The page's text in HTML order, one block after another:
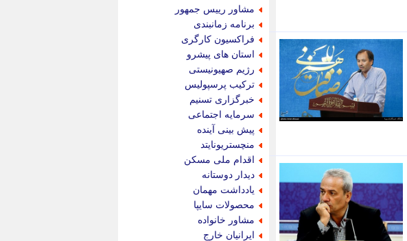
مشاور رییس جمهور
برنامه زمانبندی
فراکسیون کارگری
استان های پیشرو
رژیم صهیونیستی
ترکیب پرسپولیس
خبرگزاری تسنیم
سرمایه اجتماعی
پیش بینی آینده
منچستریونایتد
اقدام ملی مسکن
دیدار دوستانه
یادداشت مهمان
محصولات سایپا
مشاور خانواده
ایرانیان خارج